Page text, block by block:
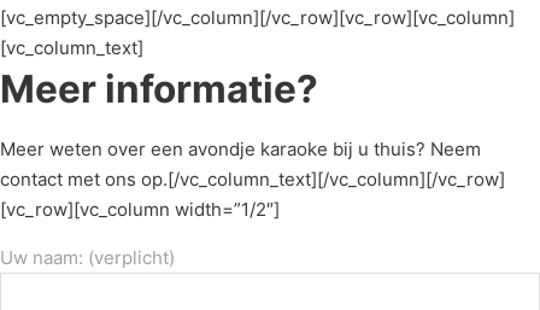
[vc_empty_space][/vc_column][/vc_row][vc_row][vc_column]
[vc_column_text]
Meer informatie?
Meer weten over een avondje karaoke bij u thuis? Neem
contact met ons op.[/vc_column_text][/vc_column][/vc_row]
[vc_row][vc_column width=”1/2″]
Uw naam: (verplicht)